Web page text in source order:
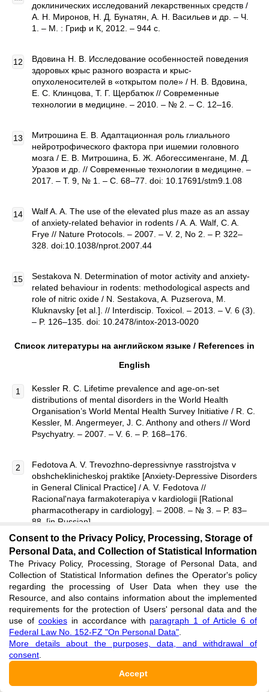
доклинических исследований лекарственных средств /
А. Н. Миронов, Н. Д. Бунатян, А. Н. Васильев и др. – Ч.
1. – М. : Гриф и К, 2012. – 944 с.
Вдовина Н. В. Исследование особенностей поведения
здоровых крыс разного возраста и крыс-
опухоленосителей в «открытом поле» / Н. В. Вдовина,
Е. С. Клинцова, Т. Г. Щербатюк // Современные
технологии в медицине. – 2010. – № 2. – С. 12–16.
Митрошина Е. В. Адаптационная роль глиального
нейротрофического фактора при ишемии головного
мозга / Е. В. Митрошина, Б. Ж. Абогессименгане, М. Д.
Уразов и др. // Современные технологии в медицине. –
2017. – Т. 9, № 1. – С. 68–77. doi: 10.17691/stm9.1.08
Walf A. A. The use of the elevated plus maze as an assay
of anxiety-related behavior in rodents / A. A. Walf, C. A.
Frye // Nature Protocols. – 2007. – V. 2, No 2. – Р. 322–
328. doi:10.1038/nprot.2007.44
Sestakova N. Determination of motor activity and anxiety-
related behaviour in rodents: methodological aspects and
role of nitric oxide / N. Sestakova, A. Puzserova, M.
Kluknavsky [et al.]. // Interdiscip. Toxicol. – 2013. – V. 6 (3).
– P. 126–135. doi: 10.2478/intox-2013-0020
Список литературы на английском языке / References in
English
Kessler R. C. Lifetime prevalence and age-on-set
distributions of mental disorders in the World Health
Organisation’s World Mental Health Survey Initiative / R. C.
Kessler, M. Angermeyer, J. C. Anthony and others // Word
Psychyatry. – 2007. – V. 6. – P. 168–176.
Fedotova A. V. Trevozhno-depressivnye rasstrojstva v
obshcheklinicheskoj praktike [Anxiety-Depressive Disorders
in General Clinical Practice] / A. V. Fedotova //
Racional'naya farmakoterapiya v kardiologii [Rational
pharmacotherapy in cardiology]. – 2008. – № 3. – P. 83–
88. [in Russian]
Maruta N. A. Trevozhnaya depressiya (kliniko–
psihopatologicheskaya i patopsihologicheskaya
harakteristika) [Anxiety depression (clinical –
psychopathological and pathopsychological
characteristics)] / N. A. Maruta, T. V. Pan'ko, G. Yu.
Kalenskaya and others. // Tavricheskij zhurnal psihiatrii
[Taurida Journal of Psychiatry]. – 2014. – V. 18, № 2 (67).
– P. 5–13. [in Russian]
Stroevskij V. V. Profilaktika suicidov u pacientov s
affektivnymi rasstrojstvami v AR Krym [Suicide Prevention
in Patients with Affective Disorders in AR Crimea] / V. V.
Consent to the Privacy Policy, Processing, Storage of
Personal Data, and Collection of Statistical Information
The Privacy Policy, Processing, Storage of Personal Data, and
Collection of Statistical Information defines the Operator's policy
regarding the processing of User Data when they use the
Resource, and also contains information about the implemented
requirements for the protection of Users' personal data and the
use of cookiesin accordance with paragraph 1 of Article 6 of
Federal Law No. 152-FZ "On Personal Data"
More details about the purposes, data, and withdrawal of
consent
Accept